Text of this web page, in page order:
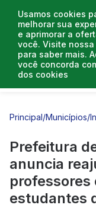
Usamos cookies
melhorar sua
e aprimorar a
você. Visite nossa
para saber mais.
você concorda
dos cookies
Entrevistas
Principal/Municípios/
Prefeitura
anuncia
professores
estudantes